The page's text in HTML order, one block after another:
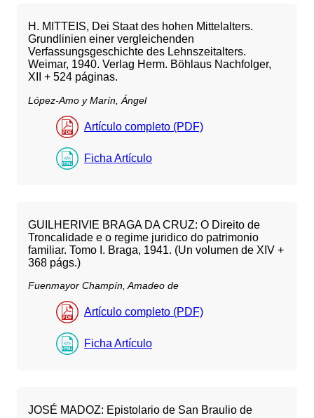
H. MITTEIS, Dei Staat des hohen Mittelalters.
Grundlinien einer vergleichenden
Verfassungsgeschichte des Lehnszeitalters.
Weimar, 1940. Verlag Herm. Böhlaus Nachfolger,
XII + 524 páginas.
López-Amo y Marín, Ángel
Artículo completo (PDF)
Ficha Artículo
GUILHERlVIE BRAGA DA CRUZ: O Direito de
Troncalidade e o regime juridico do patrimonio
familiar. Tomo I. Braga, 1941. (Un volumen de XIV +
368 págs.)
Fuenmayor Champín, Amadeo de
Artículo completo (PDF)
Ficha Artículo
JOSÉ MADOZ: Epistolario de San Braulio de